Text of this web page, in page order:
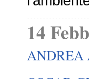
14
ANDREA